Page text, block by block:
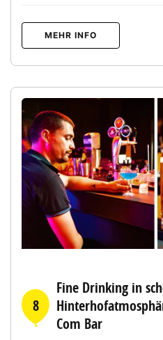
MEHR INFO
8
Fine Drinking in
Com Bar